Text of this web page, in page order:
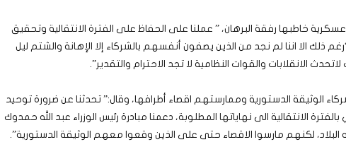
خاطبها رفقة البرهان، ” عملنا على الحفاظ على الفترة الانتقالية وتحقيق
ذلك الا اننا لم نجد من الذين يصفون أنفسهم بالشركاء إلا الإهانة والشتم ليل
الانقلابات والقوات النظامية لا تجد الاحترام والتقدير”.
الوثيقة الدستورية وممارستهم اقصاء أطرافها، وقال:” تحدثنا عن ضرورة توحيد
الانتقالية الى نهاياتها المطلوبة، دعمنا مبادرة رئيس الوزراء عبد الله حمدوك
البلاد، لكنهم مارسوا الاقصاء حتى على الذين وقعوا معهم الوثيقة الدستورية”.